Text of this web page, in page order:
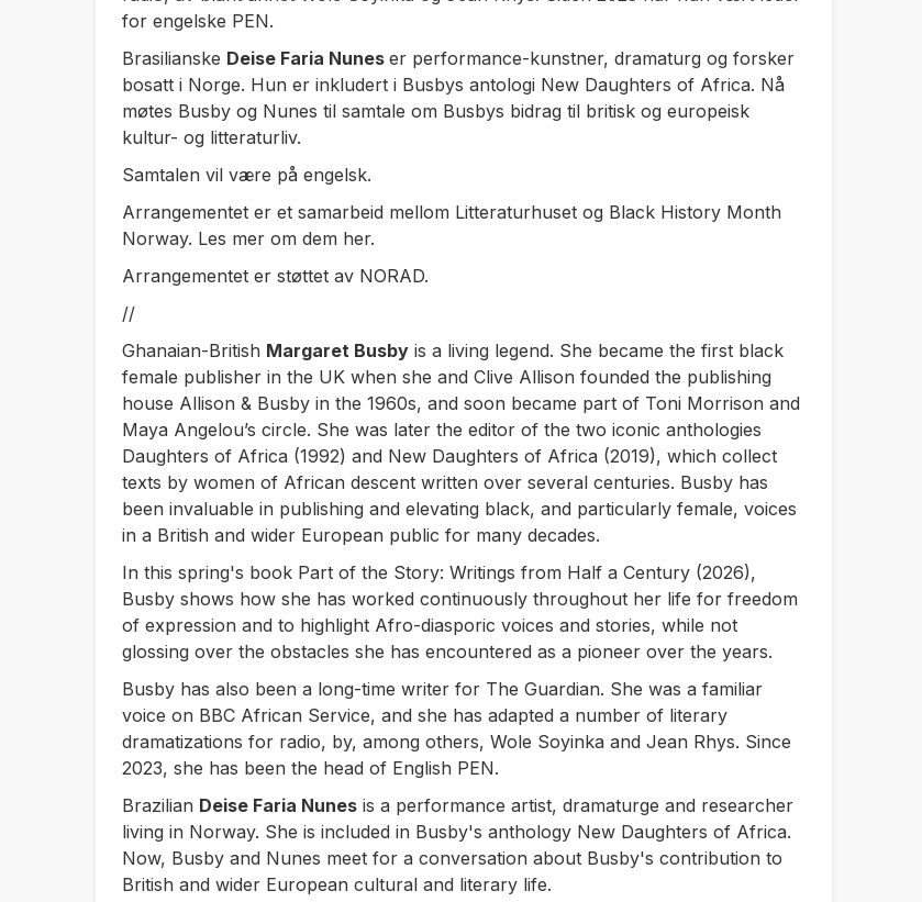
for engelske PEN.
Brasilianske Deise Faria Nunes er performance-kunstner, dramaturg og forsker
bosatt i Norge. Hun er inkludert i Busbys antologi New Daughters of Africa. Nå
møtes Busby og Nunes til samtale om Busbys bidrag til britisk og europeisk
kultur- og litteraturliv.
Samtalen vil være på engelsk.
Arrangementet er et samarbeid mellom Litteraturhuset og Black History Month
Norway. Les mer om dem her.
Arrangementet er støttet av NORAD.
//
Ghanaian-British Margaret Busby is a living legend. She became the first black
female publisher in the UK when she and Clive Allison founded the publishing
house Allison & Busby in the 1960s, and soon became part of Toni Morrison and
Maya Angelou’s circle. She was later the editor of the two iconic anthologies
Daughters of Africa (1992) and New Daughters of Africa (2019), which collect
texts by women of African descent written over several centuries. Busby has
been invaluable in publishing and elevating black, and particularly female, voices
in a British and wider European public for many decades.
In this spring's book Part of the Story: Writings from Half a Century (2026),
Busby shows how she has worked continuously throughout her life for freedom
of expression and to highlight Afro-diasporic voices and stories, while not
glossing over the obstacles she has encountered as a pioneer over the years.
Busby has also been a long-time writer for The Guardian. She was a familiar
voice on BBC African Service, and she has adapted a number of literary
dramatizations for radio, by, among others, Wole Soyinka and Jean Rhys. Since
2023, she has been the head of English PEN.
Brazilian Deise Faria Nunes is a performance artist, dramaturge and researcher
living in Norway. She is included in Busby's anthology New Daughters of Africa.
Now, Busby and Nunes meet for a conversation about Busby's contribution to
British and wider European cultural and literary life.